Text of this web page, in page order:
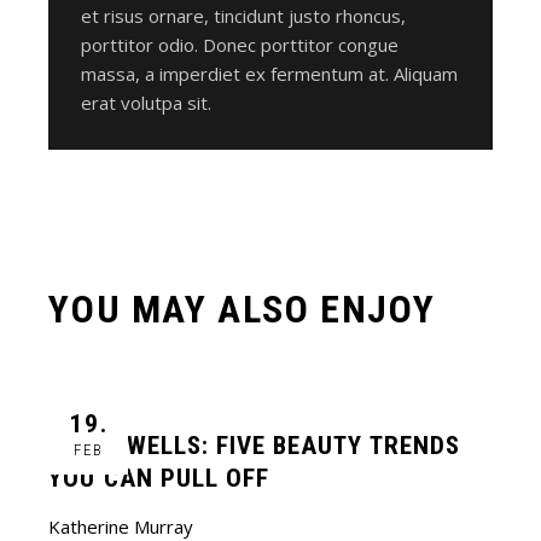
et risus ornare, tincidunt justo rhoncus,
porttitor odio. Donec porttitor congue
massa, a imperdiet ex fermentum at. Aliquam
erat volutpa sit.
YOU MAY ALSO ENJOY
19.
FEB
LINDA WELLS: FIVE BEAUTY TRENDS
YOU CAN PULL OFF
Katherine Murray